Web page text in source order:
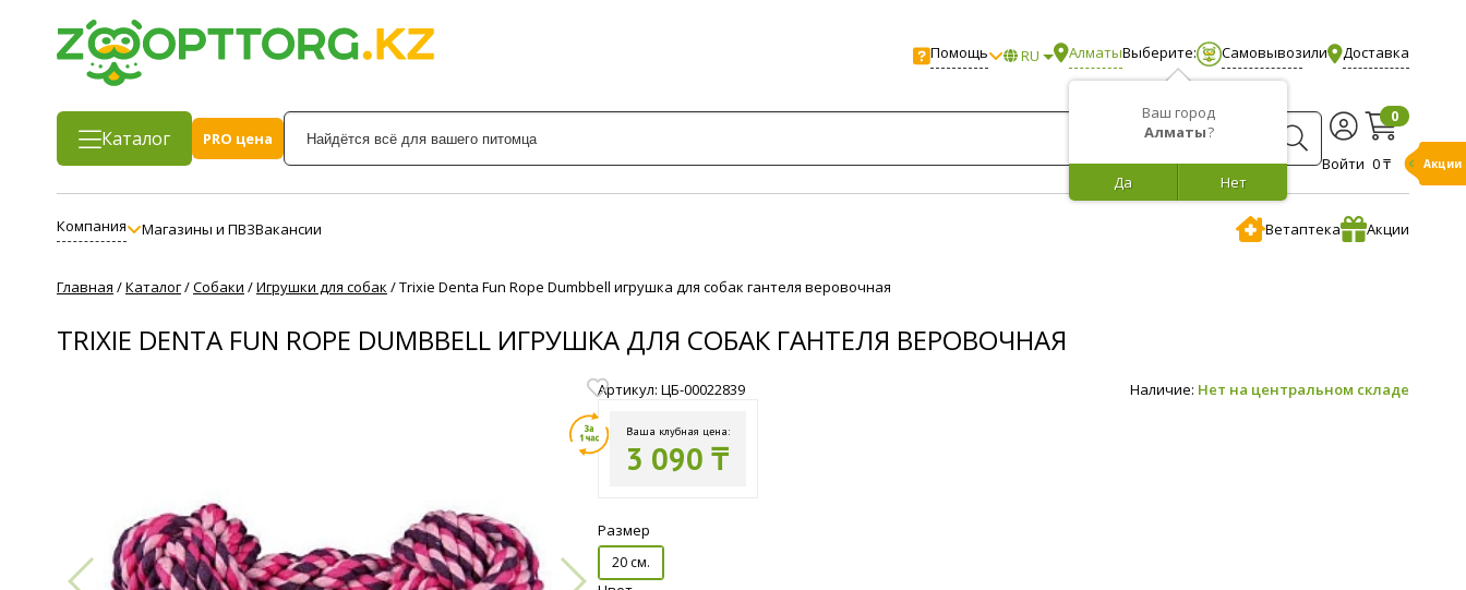
Помощь RU Алматы
Ваш город
Алматы?
Нет
Да
Выберите: Самовывозили Доставка
Каталог
PRO цена
Войти
0
0 ₸
Компания Магазины и ПВЗВакансии Ветаптека Акции
Главная /Каталог/Собаки /Игрушки для собак /Trixie Denta Fun Rope Dumbbell игрушка для собак гантеля веровочная
TRIXIE DENTA FUN ROPE DUMBBELL ИГРУШКА ДЛЯ СОБАК ГАНТЕЛЯ ВЕРОВОЧНАЯ
Артикул: ЦБ-00022839 Наличие: Нет на центральном складе
Ваша клубная цена:
3 090 ₸
Размер
20 см.
Акции